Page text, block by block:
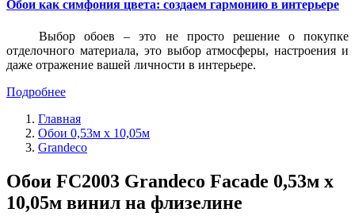
Обои как симфония цвета: создаем гармонию в интерьере
Выбор обоев – это не просто решение о покупке
отделочного материала, это выбор атмосферы, настроения и
даже отражение вашей личности в интерьере.
Подробнее
Главная
Обои 0,53м x 10,05м
Grandeco
Обои FC2003 Grandeco Facade 0,53м x
10,05м винил на флизелине